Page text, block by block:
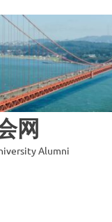
网
Alumni